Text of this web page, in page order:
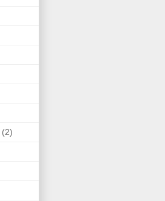
(2)